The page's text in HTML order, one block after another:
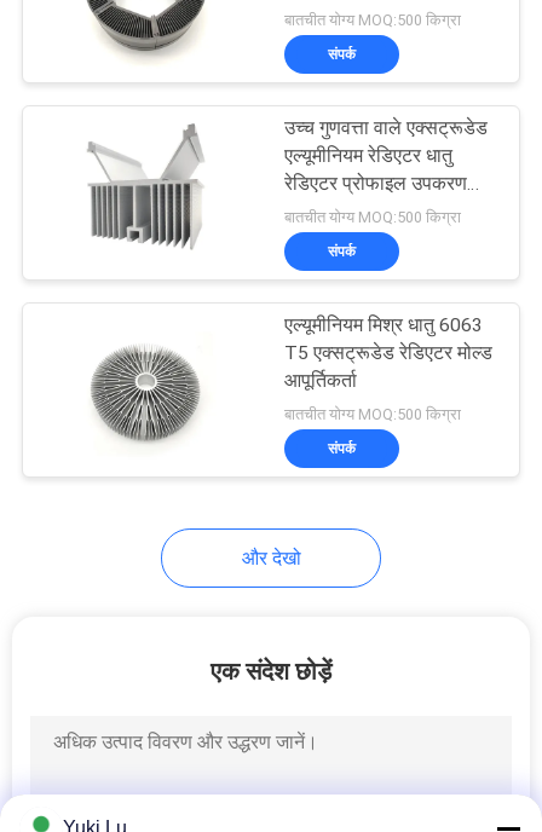
पंप मैकेनिकल सील
एल्यूमिनियम बाहर
निकालना प्रोफाइल
140
प्रोफाइल
बातचीत योग्य MOQ:500 किग्रा
संपर्क
उच्च गुणवत्ता वाले एक्सट्रूडेड
एल्यूमीनियम रेडिएटर धातु
रेडिएटर प्रोफाइल उपकरण
अनुकूलित किया जा सकता है
बातचीत योग्य MOQ:500 किग्रा
संपर्क
एल्यूमीनियम मिश्र धातु 6063
T5 एक्सट्रूडेड रेडिएटर मोल्ड
आपूर्तिकर्ता
बातचीत योग्य MOQ:500 किग्रा
संपर्क
और देखो
एक संदेश छोड़ें
Yuki Lu